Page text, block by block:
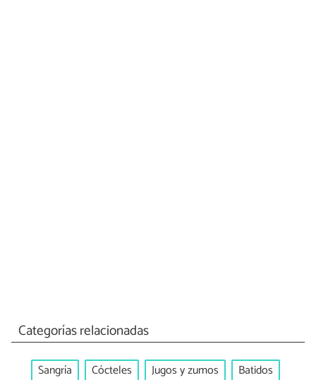
Categorías relacionadas
Sangría Cócteles Jugos y zumos
Batidos